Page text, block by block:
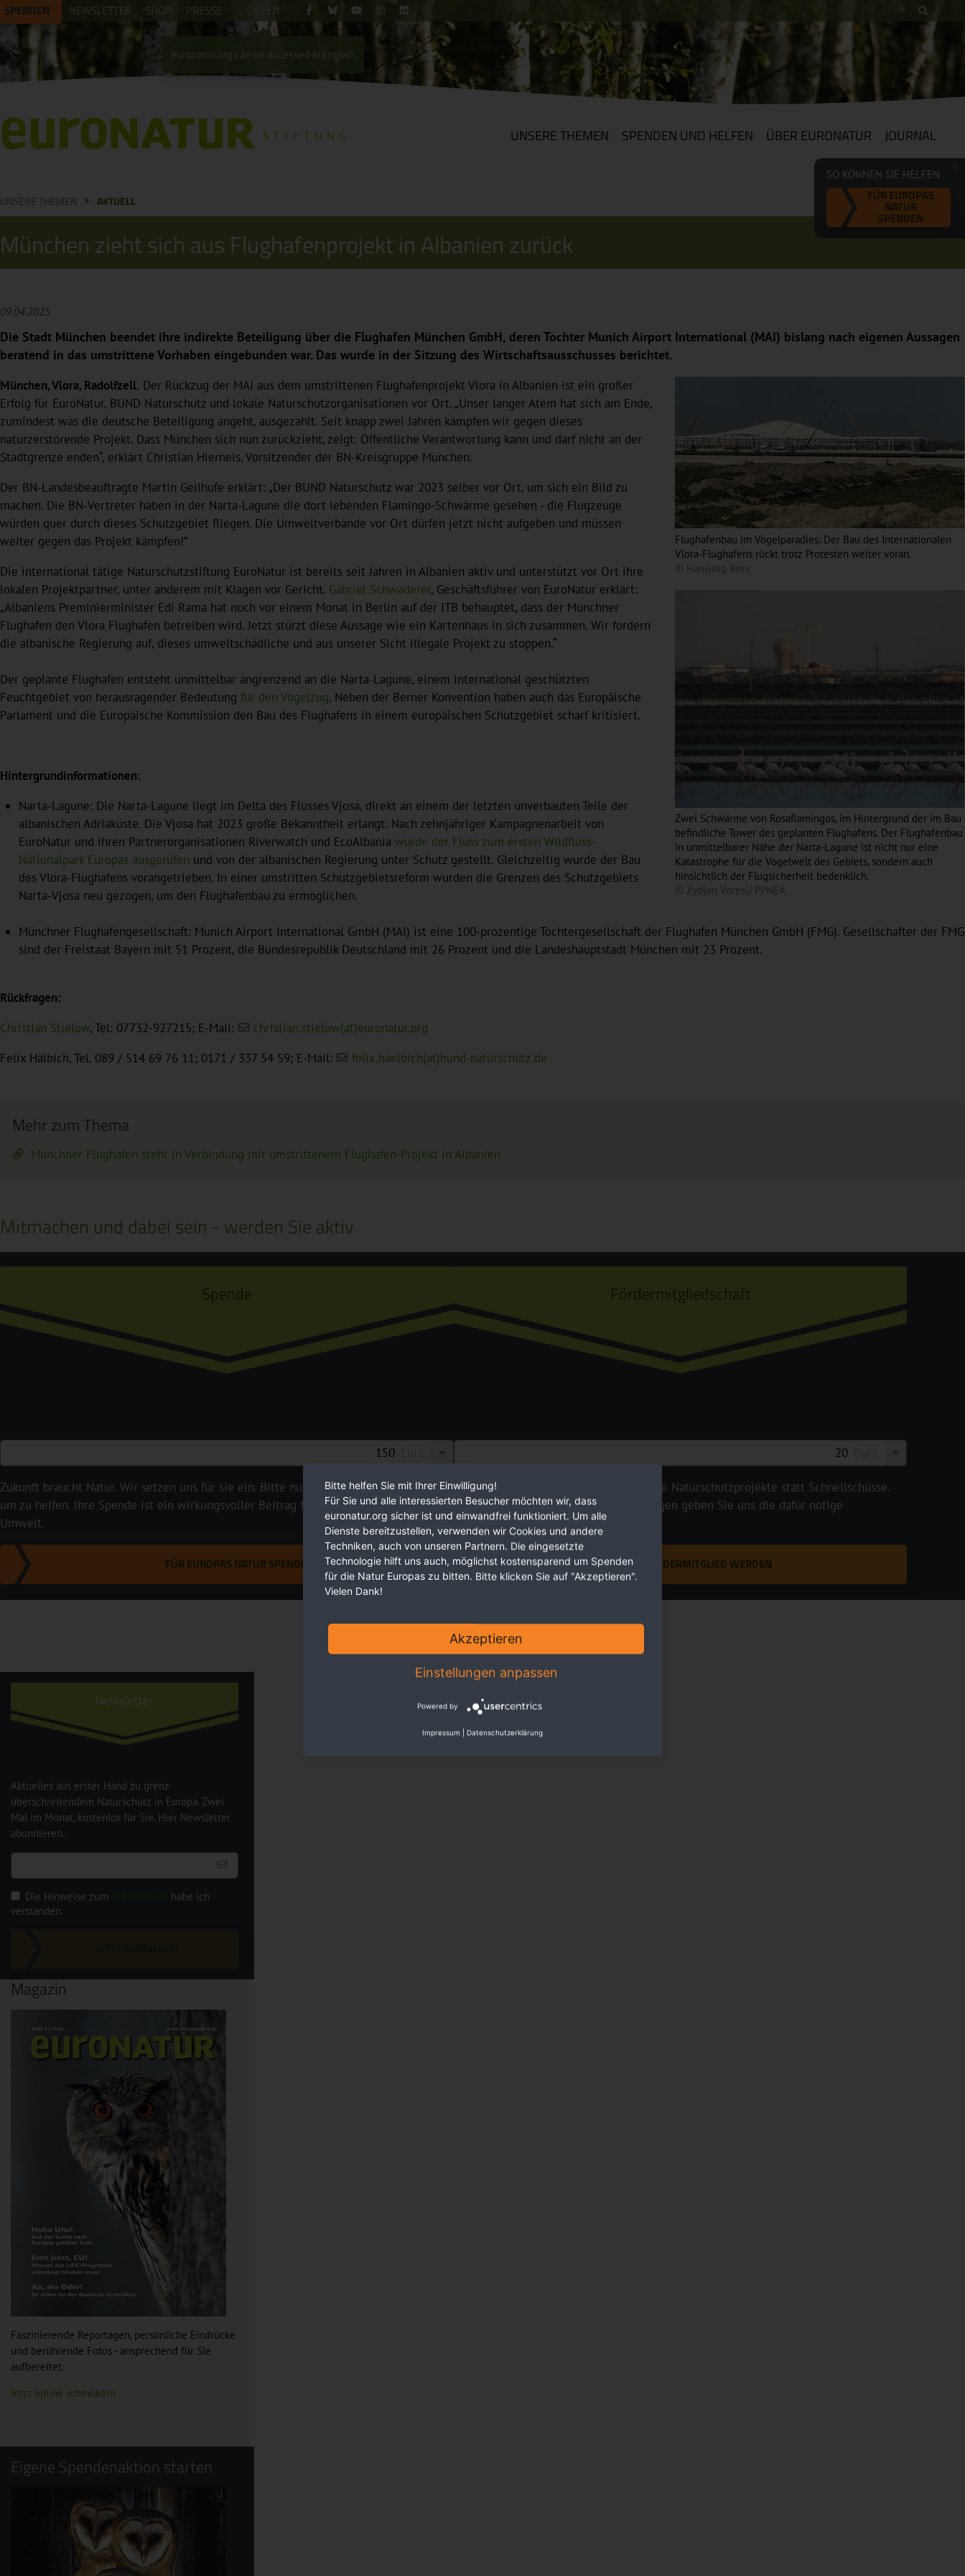
SPENDEN NEWSLETTER SHOP PRESSE
euronatur.org can be accessed in English.
EN
UNSERE THEMEN SPENDEN UND HELFEN ÜBER EURONATUR JOURNAL
SO KÖNNEN SIE HELFEN
FÜR EUROPAS
NATUR
SPENDEN
UNSERE THEMEN AKTUELL
München zieht sich aus Flughafenprojekt in Albanien zurück
09.04.2025
Die Stadt München beendet ihre indirekte Beteiligung über die Flughafen München GmbH, deren Tochter Munich Airport International (MAI) bislang nach eigenen Aussagen
beratend in das umstrittene Vorhaben eingebunden war. Das wurde in der Sitzung des Wirtschaftsausschusses berichtet.
Flughafenbau im Vogelparadies: Der Bau des Internationalen
Vlora-Flughafens rückt trotz Protesten weiter voran.
© Hansjörg Brey
Zwei Schwärme von Rosaflamingos, im Hintergrund der im Bau
befindliche Tower des geplanten Flughafens. Der Flughafenbau
in unmittelbarer Nähe der Narta-Lagune ist nicht nur eine
Katastrophe für die Vogelwelt des Gebiets, sondern auch
hinsichtlich der Flugsicherheit bedenklich.
© Zydjon Vorpsi/ PPNEA
München, Vlora, Radolfzell. Der Rückzug der MAI aus dem umstrittenen Flughafenprojekt Vlora in Albanien ist ein großer
Erfolg für EuroNatur, BUND Naturschutz und lokale Naturschutzorganisationen vor Ort. „Unser langer Atem hat sich am Ende,
zumindest was die deutsche Beteiligung angeht, ausgezahlt. Seit knapp zwei Jahren kämpfen wir gegen dieses
naturzerstörende Projekt. Dass München sich nun zurückzieht, zeigt: Öffentliche Verantwortung kann und darf nicht an der
Stadtgrenze enden“, erklärt Christian Hierneis, Vorsitzender der BN-Kreisgruppe München.
Der BN-Landesbeauftragte Martin Geilhufe erklärt: „Der BUND Naturschutz war 2023 selber vor Ort, um sich ein Bild zu
machen. Die BN-Vertreter haben in der Narta-Lagune die dort lebenden Flamingo-Schwärme gesehen - die Flugzeuge
würden quer durch dieses Schutzgebiet fliegen. Die Umweltverbände vor Ort dürfen jetzt nicht aufgeben und müssen
weiter gegen das Projekt kämpfen!”
Die international tätige Naturschutzstiftung EuroNatur ist bereits seit Jahren in Albanien aktiv und unterstützt vor Ort ihre
lokalen Projektpartner, unter anderem mit Klagen vor Gericht. Gabriel Schwaderer, Geschäftsführer von EuroNatur erklärt:
„Albaniens Preminierminister Edi Rama hat noch vor einem Monat in Berlin auf der ITB behauptet, dass der Münchner
Flughafen den Vlora Flughafen betreiben wird. Jetzt stürzt diese Aussage wie ein Kartenhaus in sich zusammen. Wir fordern
die albanische Regierung auf, dieses umweltschädliche und aus unserer Sicht illegale Projekt zu stoppen.“
Der geplante Flughafen entsteht unmittelbar angrenzend an die Narta-Lagune, einem international geschützten
Feuchtgebiet von herausragender Bedeutung für den Vogelzug. Neben der Berner Konvention haben auch das Europäische
Parlament und die Europäische Kommission den Bau des Flughafens in einem europäischen Schutzgebiet scharf kritisiert.
Hintergrundinformationen:
Narta-Lagune: Die Narta-Lagune liegt im Delta des Flusses Vjosa, direkt an einem der letzten unverbauten Teile der
albanischen Adriaküste. Die Vjosa hat 2023 große Bekanntheit erlangt: Nach zehnjähriger Kampagnenarbeit von
EuroNatur und ihren Partnerorganisationen Riverwatch und EcoAlbania wurde der Fluss zum ersten Wildfluss-
Nationalpark Europas ausgerufen und von der albanischen Regierung unter Schutz gestellt. Gleichzeitig wurde der Bau
des Vlora-Flughafens vorangetrieben. In einer umstritten Schutzgebietsreform wurden die Grenzen des Schutzgebiets
Narta-Vjosa neu gezogen, um den Flughafenbau zu ermöglichen.
Münchner Flughafengesellschaft: Munich Airport International GmbH (MAI) ist eine 100-prozentige Tochtergesellschaft der Flughafen München GmbH (FMG). Gesellschafter der FMG
sind der Freistaat Bayern mit 51 Prozent, die Bundesrepublik Deutschland mit 26 Prozent und die Landeshauptstadt München mit 23 Prozent.
Rückfragen:
Christian Stielow, Tel: 07732-927215; E-Mail:
christian.stielow(at)euronatur.org
Felix Hälbich, Tel. 089 / 514 69 76 11; 0171 / 337 54 59; E-Mail:
felix.haelbich(at)bund-naturschutz.de
Mehr zum Thema
Münchner Flughafen steht in Verbindung mit umstrittenem Flughafen-Projekt in Albanien
Mitmachen und dabei sein - werden Sie aktiv
Spende
Zukunft braucht Natur. Wir setzen uns für sie ein. Bitte nutzen Sie Ihre Möglichkeiten,
um zu helfen. Ihre Spende ist ein wirkungsvoller Beitrag für eine lebenswerte
Umwelt.
FÜR EUROPAS NATUR SPENDEN
Fördermitgliedschaft
EuroNatur setzt auf langfristig angelegte Naturschutzprojekte statt Schnellschüsse.
Mit Ihren regelmäßigen Spendenbeiträgen geben Sie uns die dafür nötige
Planungssicherheit.
JETZT FÖRDERMITGLIED WERDEN
Newsletter
Aktuelles aus erster Hand zu grenz-
überschreitendem Naturschutz in Europa. Zwei
Mal im Monat, kostenlos für Sie. Hier Newsletter
abonnieren.
Die Hinweise zum
habe ich
verstanden.
Magazin
Faszinierende Reportagen, persönliche Eindrücke
und berührende Fotos - ansprechend für Sie
aufbereitet.
Jetzt online schmökern
Eigene Spendenaktion starten
Bitte helfen Sie mit Ihrer Einwilligung!
Für Sie und alle interessierten Besucher möchten wir, dass
euronatur.org sicher ist und einwandfrei funktioniert. Um alle
Dienste bereitzustellen, verwenden wir Cookies und andere
Techniken, auch von unseren Partnern. Die eingesetzte
Technologie hilft uns auch, möglichst kostensparend um Spenden
für die Natur Europas zu bitten. Bitte klicken Sie auf "Akzeptieren".
Vielen Dank!
Akzeptieren
Einstellungen anpassen
Powered by
Impressum Datenschutzerklärung